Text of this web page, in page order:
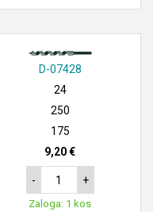
D-07428
24
250
175
9,20 €
- +
Zaloga: 1 kos